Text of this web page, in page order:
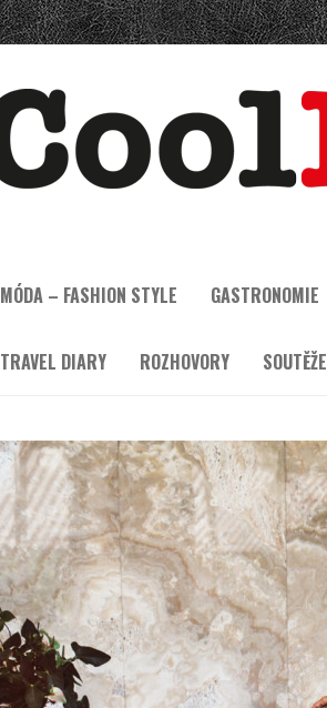
MÓDA – FASHION STYLE GASTRONOMIE
TRAVEL DIARY ROZHOVORY SOUTĚŽE